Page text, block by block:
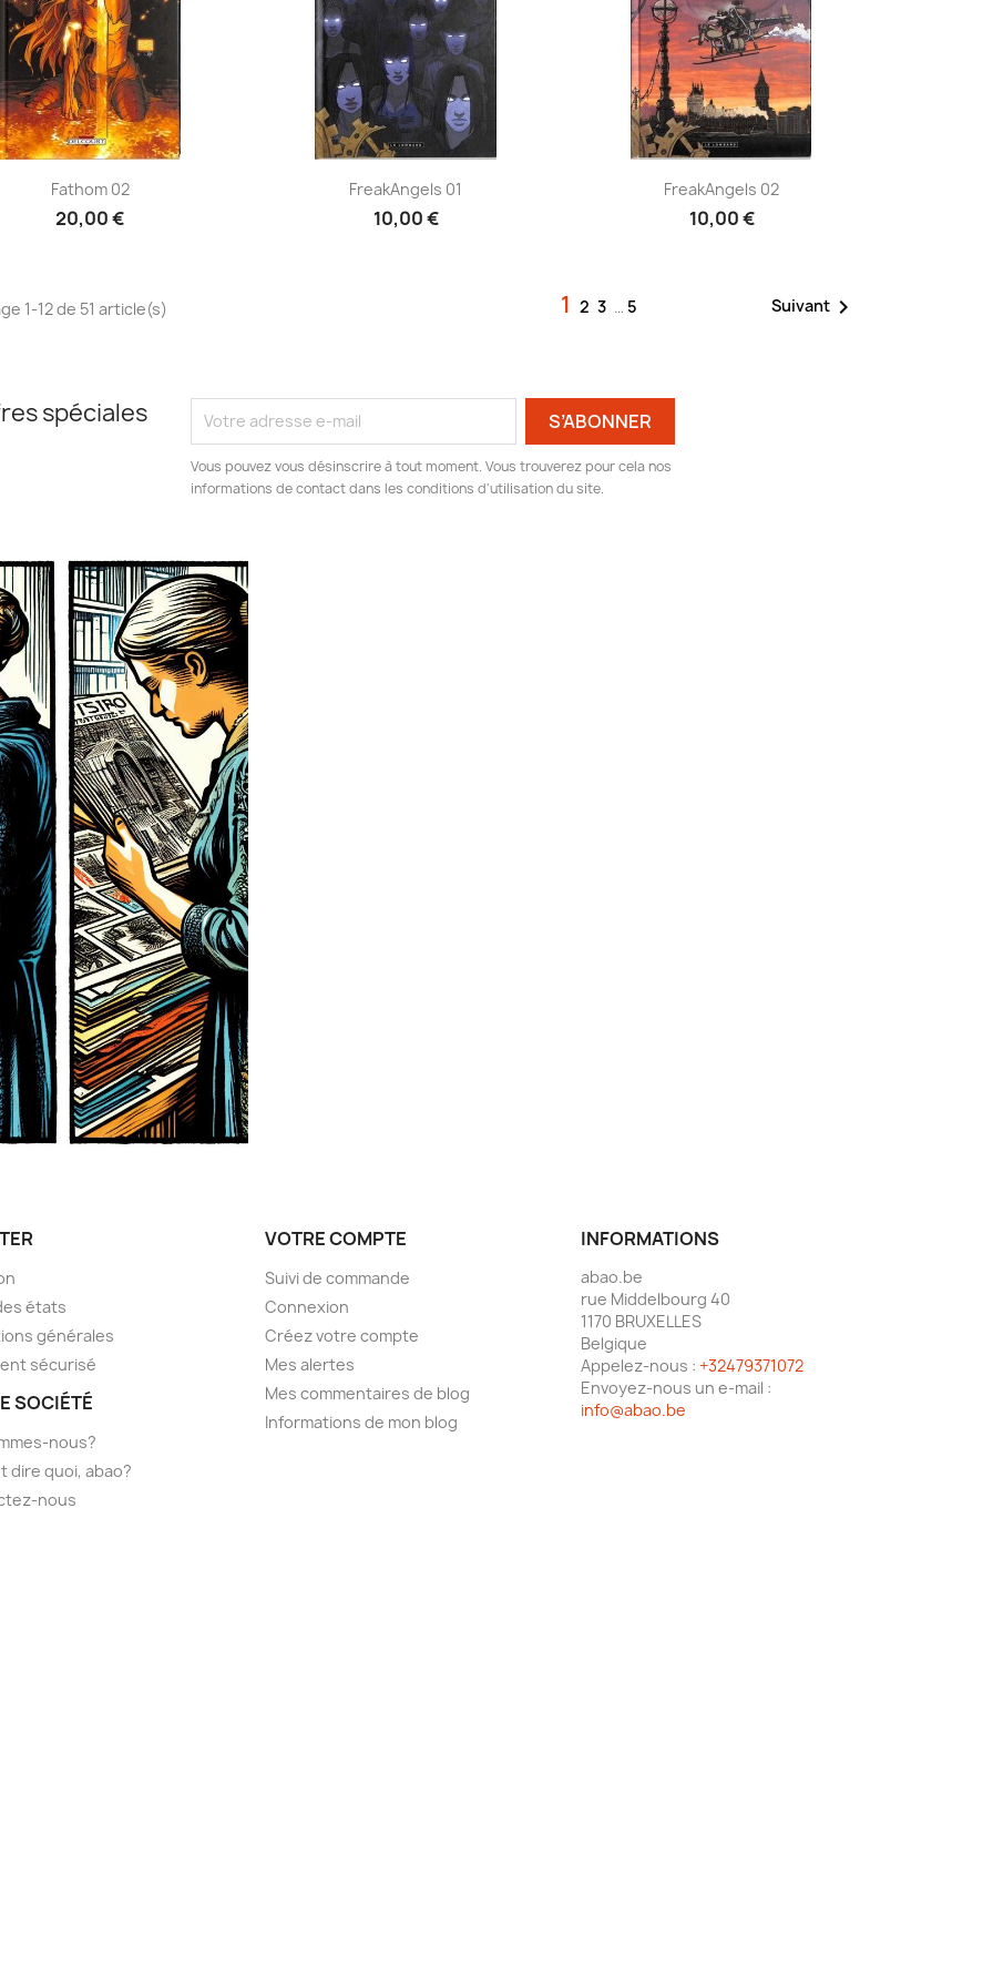
Aperçu rapide
Fathom 02
20,00 €
Aperçu rapide
FreakAngels 01
10,00 €
Aperçu rapide
FreakAngels 02
10,00 €
1-12 de 51 article(s) 123 … 5 Suivant
spéciales
Vous pouvez vous désinscrire à tout moment. Vous trouverez pour cela nos
informations de contact dans les conditions d'utilisation du site.
états
générales
sécurisé
SOCIÉTÉ
nous?
dire quoi, abao?
nous
VOTRE COMPTE
Suivi de commande
Connexion
Créez votre compte
Mes alertes
Mes commentaires de blog
Informations de mon blog
INFORMATIONS
abao.be
rue Middelbourg 40
1170 BRUXELLES
Belgique
Appelez-nous : +32479371072
Envoyez-nous un e-mail :
info@abao.be